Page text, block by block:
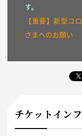
す。
【重要】新型コ
さまへのお願い
チケットイン